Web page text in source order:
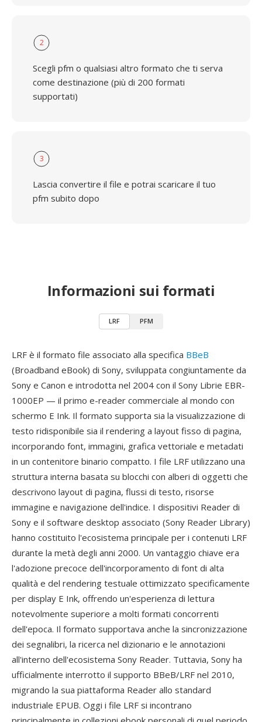
2
Scegli pfm o qualsiasi altro formato che ti serva
come destinazione (più di 200 formati
supportati)
3
Lascia convertire il file e potrai scaricare il tuo
pfm subito dopo
Informazioni sui formati
LRF PFM
LRF è il formato file associato alla specifica BBeB
(Broadband eBook) di Sony, sviluppata congiuntamente da
Sony e Canon e introdotta nel 2004 con il Sony Librie EBR-
1000EP — il primo e-reader commerciale al mondo con
schermo E Ink. Il formato supporta sia la visualizzazione di
testo ridisponibile sia il rendering a layout fisso di pagina,
incorporando font, immagini, grafica vettoriale e metadati
in un contenitore binario compatto. I file LRF utilizzano una
struttura interna basata su blocchi con alberi di oggetti che
descrivono layout di pagina, flussi di testo, risorse
immagine e navigazione dell'indice. I dispositivi Reader di
Sony e il software desktop associato (Sony Reader Library)
hanno costituito l'ecosistema principale per i contenuti LRF
durante la metà degli anni 2000. Un vantaggio chiave era
l'adozione precoce dell'incorporamento di font di alta
qualità e del rendering testuale ottimizzato specificamente
per display E Ink, offrendo un'esperienza di lettura
notevolmente superiore a molti formati concorrenti
dell'epoca. Il formato supportava anche la sincronizzazione
dei segnalibri, la ricerca nel dizionario e le annotazioni
all'interno dell'ecosistema Sony Reader. Tuttavia, Sony ha
ufficialmente interrotto il supporto BBeB/LRF nel 2010,
migrando la sua piattaforma Reader allo standard
industriale EPUB. Oggi i file LRF si incontrano